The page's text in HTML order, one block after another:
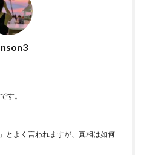
す。
とよく言われますが、真相は如何